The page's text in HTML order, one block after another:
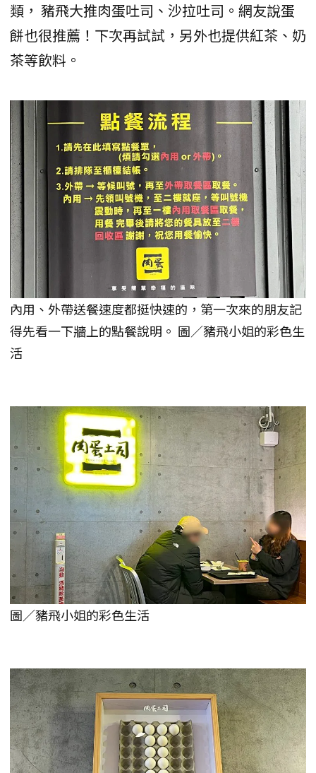
類， 豬飛大推肉蛋吐司、沙拉吐司。網友說蛋
餅也很推薦！下次再試試，另外也提供紅茶、奶
茶等飲料。
內用、外帶送餐速度都挺快速的，第一次來的朋友記
得先看一下牆上的點餐說明。 圖／豬飛小姐的彩色生
活
圖／豬飛小姐的彩色生活